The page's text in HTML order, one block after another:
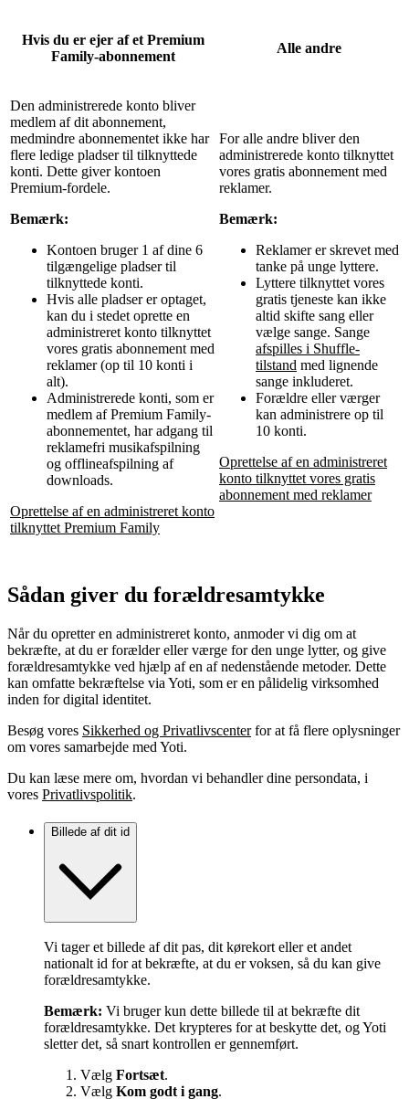
Hvis du er ejer af et Premium
Family-abonnement
Alle andre
Den administrerede konto bliver
medlem af dit abonnement,
medmindre abonnementet ikke har
flere ledige pladser til tilknyttede
konti. Dette giver kontoen
Premium-fordele.
Bemærk:
Kontoen bruger 1 af dine 6
tilgængelige pladser til
tilknyttede konti.
Hvis alle pladser er optaget,
kan du i stedet oprette en
administreret konto tilknyttet
vores gratis abonnement med
reklamer (op til 10 konti i
alt).
Administrerede konti, som er
medlem af Premium Family-
abonnementet, har adgang til
reklamefri musikafspilning
og offlineafspilning af
downloads.
Oprettelse af en administreret konto
tilknyttet Premium Family
For alle andre bliver den
administrerede konto tilknyttet
vores gratis abonnement med
reklamer.
Bemærk:
Reklamer er skrevet med
tanke på unge lyttere.
Lyttere tilknyttet vores
gratis tjeneste kan ikke
altid skifte sang eller
vælge sange. Sange
afspilles i Shuffle-
tilstand med lignende
sange inkluderet.
Forældre eller værger
kan administrere op til
10 konti.
Oprettelse af en administreret
konto tilknyttet vores gratis
abonnement med reklamer
Sådan giver du forældresamtykke
Når du opretter en administreret konto, anmoder vi dig om at
bekræfte, at du er forælder eller værge for den unge lytter, og give
forældresamtykke ved hjælp af en af nedenstående metoder. Dette
kan omfatte bekræftelse via Yoti, som er en pålidelig virksomhed
inden for digital identitet.
Besøg vores Sikkerhed og Privatlivscenterfor at få flere oplysninger
om vores samarbejde med Yoti.
Du kan læse mere om, hvordan vi behandler dine persondata, i
vores Privatlivspolitik.
Billede af dit id
Vi tager et billede af dit pas, dit kørekort eller et andet
nationalt id for at bekræfte, at du er voksen, så du kan give
forældresamtykke.
Bemærk: Vi bruger kun dette billede til at bekræfte dit
forældresamtykke. Det krypteres for at beskytte det, og Yoti
sletter det, så snart kontrollen er gennemført.
Vælg Fortsæt.
Vælg Kom godt i gang.